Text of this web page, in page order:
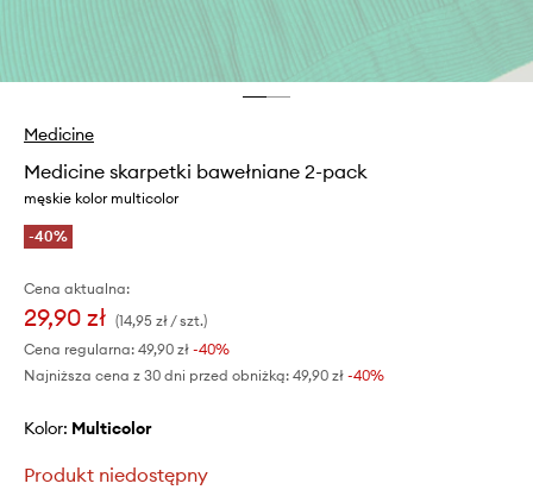
Medicine
Medicine skarpetki bawełniane 2-pack
męskie kolor multicolor
-40%
Cena aktualna:
29,90 zł (14,95 zł / szt.)
Cena regularna: 49,90 zł -40%
Najniższa cena z 30 dni przed obniżką: 49,90 zł -40%
Kolor: multicolor
Produkt niedostępny